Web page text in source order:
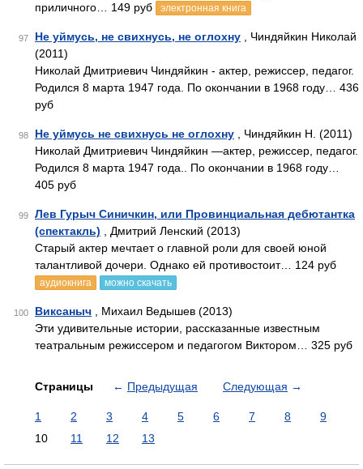
приличного… 149 руб
электронная книга
97 Не уймусь, не свихнусь, не оглохну , Чиндяйкин Николай
(2011)
Николай Дмитриевич Чиндяйкин - актер, режиссер, педагог.
Родился 8 марта 1947 года. По окончании в 1968 году… 436
руб
98 Не уймусь не свихнусь не оглохну , Чиндяйкин Н. (2011)
Николай Дмитриевич Чиндяйкин —актер, режиссер, педагог.
Родился 8 марта 1947 года.. По окончании в 1968 году…
405 руб
99
Лев Гурыч Синичкин, или Провинциальная дебютантка
(спектакль) , Дмитрий Ленский (2013)
Старый актер мечтает о главной роли для своей юной
талантливой дочери. Однако ей противостоит… 124 руб
аудиокнига можно скачать
100 Виксаныч , Михаил Ведышев (2013)
Эти удивительные истории, рассказанные известным
театральным режиссером и педагогом Виктором… 325 руб
Страницы ← Предыдущая Следующая →
1 2 3 4 5 6 7 8
9
10
11 12 13